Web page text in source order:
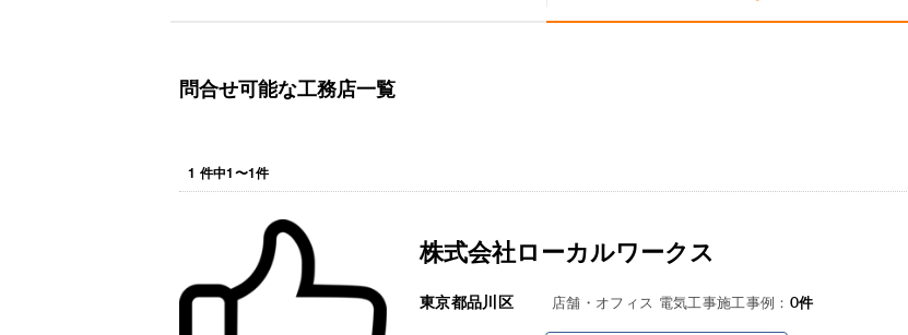
問合せ可能な工務店一覧
1 件中1〜1件
株式会社ローカルワークス
東京都品川区 店舗・オフィス 電気工事施工事例： 0件